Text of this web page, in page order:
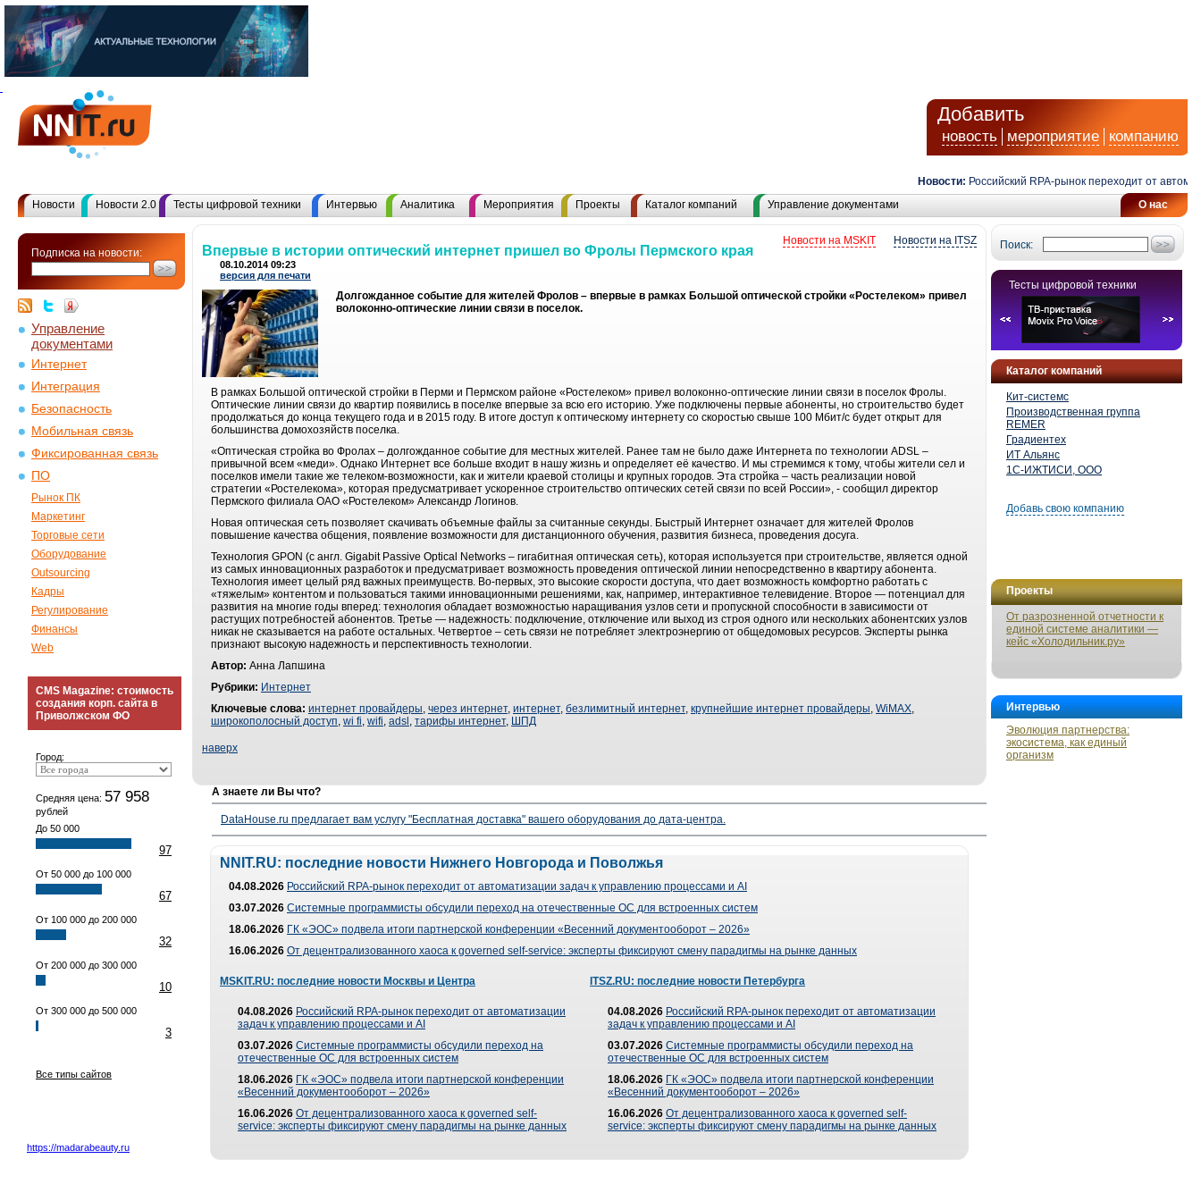
Добавить
новость мероприятие компанию
Новости: Российский RPA-рынок переходит от
О нас
Новости Новости 2.0 Тесты цифровой техники Интервью Аналитика Мероприятия Проекты Каталог компаний Управление документами
Подписка на новости:
Управление
документами
Интернет
Интеграция
Безопасность
Мобильная связь
Фиксированная связь
ПО
Рынок ПК
Маркетинг
Торговые сети
Оборудование
Outsourcing
Кадры
Регулирование
Финансы
Web
CMS Magazine: стоимость
создания корп. сайта в
Приволжском ФО
Город:
Средняя цена: 57 958
рублей
До 50 000
97
От 50 000 до 100 000
67
От 100 000 до 200 000
32
От 200 000 до 300 000
10
От 300 000 до 500 000
3
Все типы сайтов
https://madarabeauty.ru
Поиск:
Тесты цифровой техники
Каталог компаний
Кит-системс
Производственная группа
REMER
Градиентех
ИТ Альянс
1С-ИЖТИСИ, ООО
Добавь свою компанию
Проекты
От разрозненной отчетности к
единой системе аналитики —
кейс «Холодильник.ру»
Интервью
Эволюция партнерства:
экосистема, как единый
организм
Новости на ITSZ
Новости на MSKIT
Впервые в истории оптический интернет пришел во Фролы Пермского края
08.10.2014 09:23
версия для печати
Долгожданное событие для жителей Фролов – впервые в рамках Большой оптической стройки «Ростелеком» привел
волоконно-оптические линии связи в поселок.
В рамках Большой оптической стройки в Перми и Пермском районе «Ростелеком» привел волоконно-оптические линии связи в поселок Фролы.
Оптические линии связи до квартир появились в поселке впервые за всю его историю. Уже подключены первые абоненты, но строительство будет
продолжаться до конца текущего года и в 2015 году. В итоге доступ к оптическому интернету со скоростью свыше 100 Мбит/с будет открыт для
большинства домохозяйств поселка.
«Оптическая стройка во Фролах – долгожданное событие для местных жителей. Ранее там не было даже Интернета по технологии ADSL –
привычной всем «меди». Однако Интернет все больше входит в нашу жизнь и определяет её качество. И мы стремимся к тому, чтобы жители сел и
поселков имели такие же телеком-возможности, как и жители краевой столицы и крупных городов. Эта стройка – часть реализации новой
стратегии «Ростелекома», которая предусматривает ускоренное строительство оптических сетей связи по всей России», - сообщил директор
Пермского филиала ОАО «Ростелеком» Александр Логинов.
Новая оптическая сеть позволяет скачивать объемные файлы за считанные секунды. Быстрый Интернет означает для жителей Фролов
повышение качества общения, появление возможности для дистанционного обучения, развития бизнеса, проведения досуга.
Технология GPON (с англ. Gigabit Passive Optical Networks – гигабитная оптическая сеть), которая используется при строительстве, является одной
из самых инновационных разработок и предусматривает возможность проведения оптической линии непосредственно в квартиру абонента.
Технология имеет целый ряд важных преимуществ. Во-первых, это высокие скорости доступа, что дает возможность комфортно работать с
«тяжелым» контентом и пользоваться такими инновационными решениями, как, например, интерактивное телевидение. Второе — потенциал для
развития на многие годы вперед: технология обладает возможностью наращивания узлов сети и пропускной способности в зависимости от
растущих потребностей абонентов. Третье — надежность: подключение, отключение или выход из строя одного или нескольких абонентских узлов
никак не сказывается на работе остальных. Четвертое – сеть связи не потребляет электроэнергию от общедомовых ресурсов. Эксперты рынка
признают высокую надежность и перспективность технологии.
Автор: Анна Лапшина
Рубрики: Интернет
Ключевые слова: интернет провайдеры, через интернет, интернет, безлимитный интернет, крупнейшие интернет провайдеры, WiMAX,
широкополосный доступ, wi fi, wifi, adsl , тарифы интернет, ШПД
наверх
А знаете ли Вы что?
DataHouse.ru предлагает вам услугу "Бесплатная доставка" вашего оборудования до дата-центра.
NNIT.RU: последние новости Нижнего Новгорода и Поволжья
04.08.2026 Российский RPA-рынок переходит от автоматизации задач к управлению процессами и AI
03.07.2026 Системные программисты обсудили переход на отечественные ОС для встроенных систем
18.06.2026 ГК «ЭОС» подвела итоги партнерской конференции «Весенний документооборот – 2026»
16.06.2026 От децентрализованного хаоса к governed self-service: эксперты фиксируют смену парадигмы на рынке данных
MSKIT.RU: последние новости Москвы и Центра
04.08.2026 Российский RPA-рынок переходит от автоматизации
задач к управлению процессами и AI
03.07.2026 Системные программисты обсудили переход на
отечественные ОС для встроенных систем
18.06.2026 ГК «ЭОС» подвела итоги партнерской конференции
«Весенний документооборот – 2026»
16.06.2026 От децентрализованного хаоса к governed self-
service: эксперты фиксируют смену парадигмы на рынке данных
ITSZ.RU: последние новости Петербурга
04.08.2026 Российский RPA-рынок переходит от автоматизации
задач к управлению процессами и AI
03.07.2026 Системные программисты обсудили переход на
отечественные ОС для встроенных систем
18.06.2026 ГК «ЭОС» подвела итоги партнерской конференции
«Весенний документооборот – 2026»
16.06.2026 От децентрализованного хаоса к governed self-
service: эксперты фиксируют смену парадигмы на рынке данных